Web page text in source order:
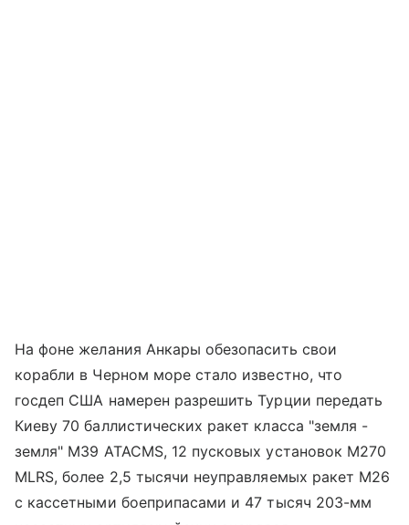
На фоне желания Анкары обезопасить свои
корабли в Черном море стало известно, что
госдеп США намерен разрешить Турции передать
Киеву 70 баллистических ракет класса "земля -
земля" M39 ATACMS, 12 пусковых установок M270
MLRS, более 2,5 тысячи неуправляемых ракет M26
с кассетными боеприпасами и 47 тысяч 203-мм